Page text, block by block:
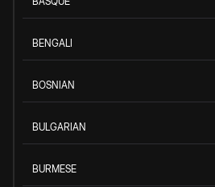
BENGALI
BOSNIAN
BULGARIAN
BURMESE